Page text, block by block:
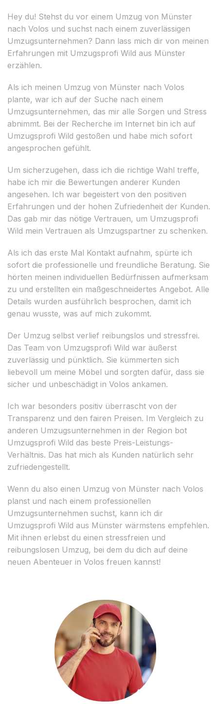
Hey du! Stehst du vor einem Umzug von Münster
nach Volos und suchst nach einem zuverlässigen
Umzugsunternehmen? Dann lass mich dir von meinen
Erfahrungen mit Umzugsprofi Wild aus Münster
erzählen.
Als ich meinen Umzug von Münster nach Volos
plante, war ich auf der Suche nach einem
Umzugsunternehmen, das mir alle Sorgen und Stress
abnimmt. Bei der Recherche im Internet bin ich auf
Umzugsprofi Wild gestoßen und habe mich sofort
angesprochen gefühlt.
Um sicherzugehen, dass ich die richtige Wahl treffe,
habe ich mir die Bewertungen anderer Kunden
angesehen. Ich war begeistert von den positiven
Erfahrungen und der hohen Zufriedenheit der Kunden.
Das gab mir das nötige Vertrauen, um Umzugsprofi
Wild mein Vertrauen als Umzugspartner zu schenken.
Als ich das erste Mal Kontakt aufnahm, spürte ich
sofort die professionelle und freundliche Beratung. Sie
hörten meinen individuellen Bedürfnissen aufmerksam
zu und erstellten ein maßgeschneidertes Angebot. Alle
Details wurden ausführlich besprochen, damit ich
genau wusste, was auf mich zukommt.
Der Umzug selbst verlief reibungslos und stressfrei.
Das Team von Umzugsprofi Wild war äußerst
zuverlässig und pünktlich. Sie kümmerten sich
liebevoll um meine Möbel und sorgten dafür, dass sie
sicher und unbeschädigt in Volos ankamen.
Ich war besonders positiv überrascht von der
Transparenz und den fairen Preisen. Im Vergleich zu
anderen Umzugsunternehmen in der Region bot
Umzugsprofi Wild das beste Preis-Leistungs-
Verhältnis. Das hat mich als Kunden natürlich sehr
zufriedengestellt.
Wenn du also einen Umzug von Münster nach Volos
planst und nach einem professionellen
Umzugsunternehmen suchst, kann ich dir
Umzugsprofi Wild aus Münster wärmstens empfehlen.
Mit ihnen erlebst du einen stressfreien und
reibungslosen Umzug, bei dem du dich auf deine
neuen Abenteuer in Volos freuen kannst!